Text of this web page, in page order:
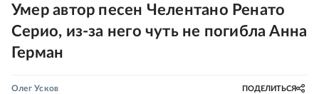
Умер автор песен Челентано Ренато
Серио, из-за него чуть не погибла Анна
Герман
Олег Усков ПОДЕЛИТЬСЯ